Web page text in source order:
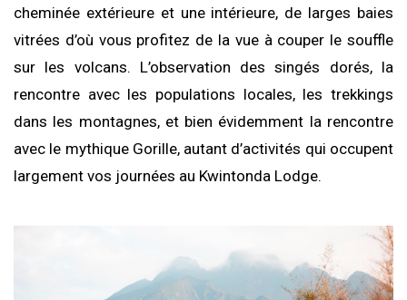
cheminée extérieure et une intérieure, de larges baies
vitrées d’où vous profitez de la vue à couper le souffle
sur les volcans. L’observation des singés dorés, la
rencontre avec les populations locales, les trekkings
dans les montagnes, et bien évidemment la rencontre
avec le mythique Gorille, autant d’activités qui occupent
largement vos journées au Kwintonda Lodge.